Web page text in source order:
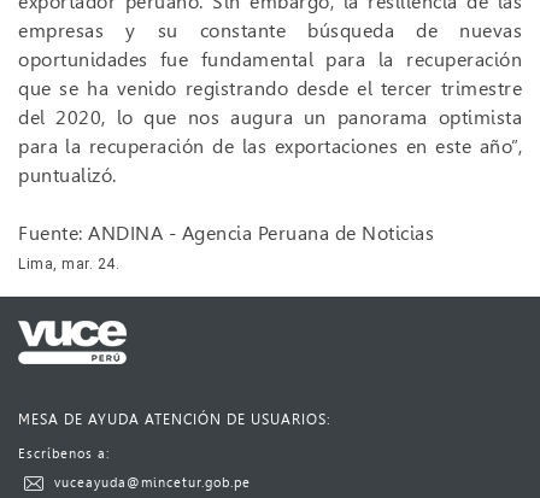
empresas y su constante búsqueda de nuevas
oportunidades fue fundamental para la recuperación
que se ha venido registrando desde el tercer trimestre
del 2020, lo que nos augura un panorama optimista
para la recuperación de las exportaciones en este año”,
puntualizó.
Fuente: ANDINA - Agencia Peruana de Noticias
Lima, mar. 24.
MESA DE AYUDA ATENCIÓN DE USUARIOS:
Escríbenos a:​​​
vuceayuda@mincetur.gob.pe​